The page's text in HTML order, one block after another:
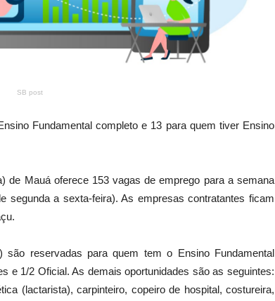
SB post
Fundamental completo e 13 para quem tiver Ensino
de Mauá oferece 153 vagas de emprego para a semana
segunda a sexta-feira). As empresas contratantes ficam
são reservadas para quem tem o Ensino Fundamental
e 1/2 Oficial. As demais oportunidades são as seguintes:
(lactarista), carpinteiro, copeiro de hospital, costureira,